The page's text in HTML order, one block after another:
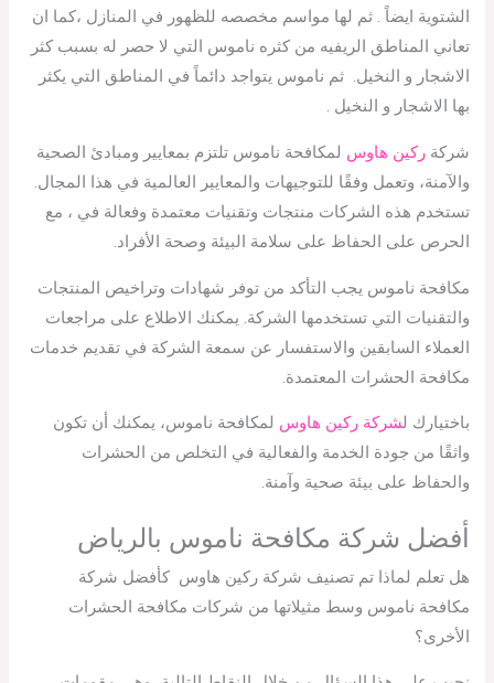
الشتوية ايضاً . ثم لها مواسم مخصصه للظهور في المنازل ،كما ان
تعاني المناطق الريفيه من كثره ناموس التي لا حصر له بسبب كثر
الاشجار و النخيل. ثم ناموس يتواجد دائماً في المناطق التي يكثر
بها الاشجار و النخيل .
شركةركين هاوس لمكافحة ناموس تلتزم بمعايير ومبادئ الصحية
والآمنة، وتعمل وفقًا للتوجيهات والمعايير العالمية في هذا المجال.
تستخدم هذه الشركات منتجات وتقنيات معتمدة وفعالة في ، مع
الحرص على الحفاظ على سلامة البيئة وصحة الأفراد.
مكافحة ناموس يجب التأكد من توفر شهادات وتراخيص المنتجات
والتقنيات التي تستخدمها الشركة. يمكنك الاطلاع على مراجعات
العملاء السابقين والاستفسار عن سمعة الشركة في تقديم خدمات
مكافحة الحشرات المعتمدة.
باختيارك لشركة ركين هاوس لمكافحة ناموس، يمكنك أن تكون
واثقًا من جودة الخدمة والفعالية في التخلص من الحشرات
والحفاظ على بيئة صحية وآمنة.
أفضل شركة مكافحة ناموس بالرياض
هل تعلم لماذا تم تصنيف شركة ركين هاوس كأفضل شركة
مكافحة ناموس وسط مثيلاتها من شركات مكافحة الحشرات
الأخرى؟